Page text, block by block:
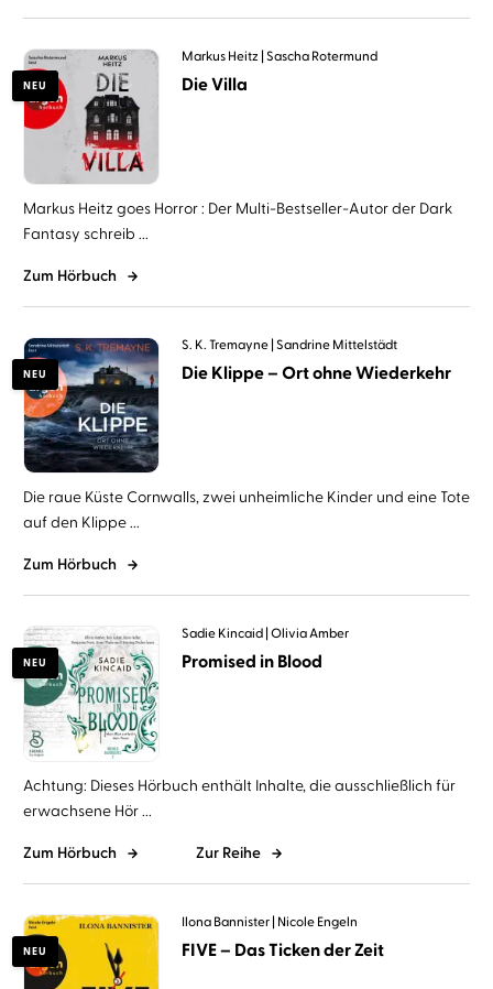
NEU
Markus Heitz Sascha Rotermund
Die Villa
Markus Heitz goes Horror : Der Multi-Bestseller-Autor der Dark
Fantasy schreib ...
Zum Hörbuch
NEU
S. K. Tremayne Sandrine Mittelstädt
Die Klippe – Ort ohne Wiederkehr
Die raue Küste Cornwalls, zwei unheimliche Kinder und eine Tote
auf den Klippe ...
Zum Hörbuch
NEU
Sadie Kincaid Olivia Amber
Promised in Blood
Achtung: Dieses Hörbuch enthält Inhalte, die ausschließlich für
erwachsene Hör ...
Zum Hörbuch Zur Reihe
NEU
Ilona Bannister Nicole Engeln
FIVE – Das Ticken der Zeit